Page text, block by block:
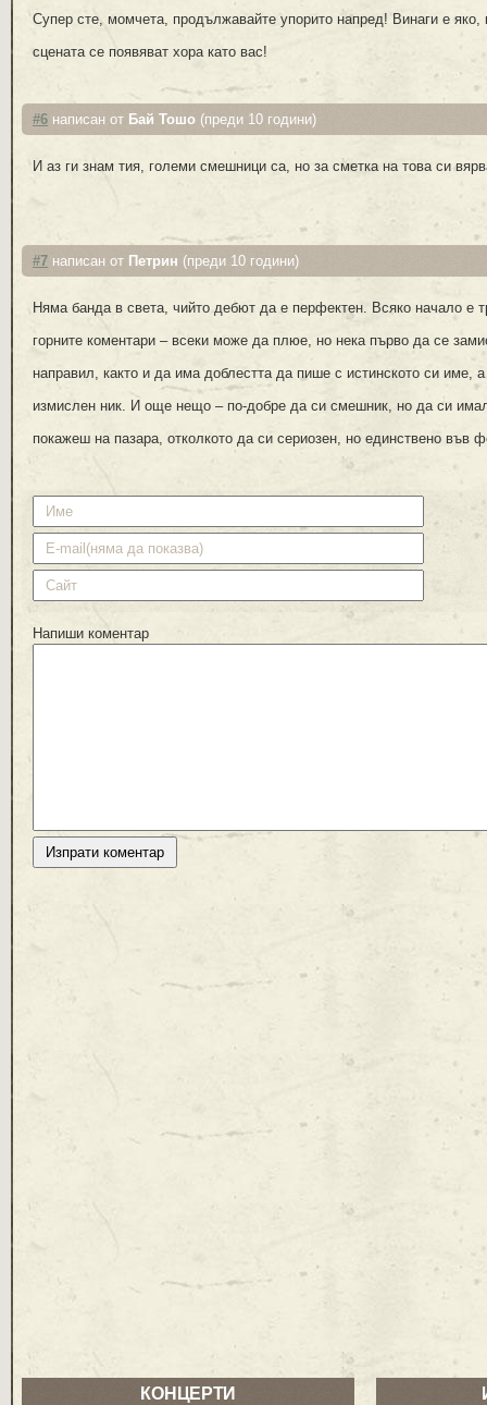
Супер сте, момчета, продължавайте упорито напред! Винаги е яко,
сцената се появяват хора като вас!
#6 написан от Бай Тошо (преди 10 години)
И аз ги знам тия, големи смешници са, но за сметка на това си
#7 написан от Петрин (преди 10 години)
Няма банда в света, чийто дебют да е перфектен. Всяко начало е
горните коментари – всеки може да плюе, но нека първо да се
направил, както и да има доблестта да пише с истинското си име,
измислен ник. И още нещо – по-добре да си смешник, но да си
покажеш на пазара, отколкото да си сериозен, но единствено във
Напиши коментар
КОНЦЕРТИ